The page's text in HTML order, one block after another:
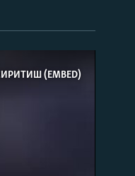
(EMBED)